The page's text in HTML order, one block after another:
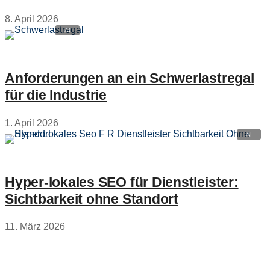
8. April 2026
Anforderungen an ein Schwerlastregal
für die Industrie
1. April 2026
Hyper‑lokales SEO für Dienstleister:
Sichtbarkeit ohne Standort
11. März 2026